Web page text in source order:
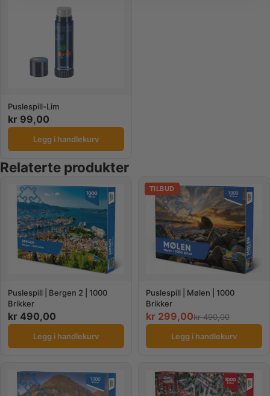
Puslespill-Lim
kr 99,00
Legg i handlekurv
Relaterte produkter
Puslespill | Bergen 2 | 1000
Brikker
kr 490,00
Legg i handlekurv
TILBUD
Puslespill | Mølen | 1000
Brikker
kr 299,00kr490,00
Legg i handlekurv